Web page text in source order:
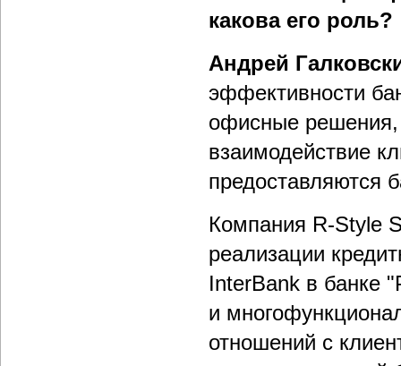
какова его роль?
Андрей
эффективности
офисные решения,
взаимодействие
предоставляются
Компания R-Style
реализации
InterBank в банке
и
отношений с